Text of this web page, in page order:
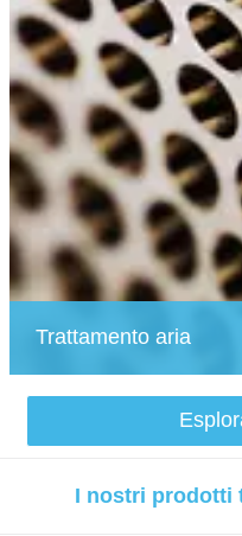
Trattamento aria
I nostri prodotti